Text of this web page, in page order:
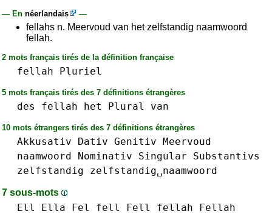
— En néerlandais —
fellahs n. Meervoud van het zelfstandig naamwoord
fellah.
2 mots français tirés de la définition française
fellah Pluriel
5 mots français tirés des 7 définitions étrangères
des fellah het Plural van
10 mots étrangers tirés des 7 définitions étrangères
Akkusativ Dativ Genitiv Meervoud
naamwoord
Nominativ Singular
Substantivs
zelfstandig
zelfstandig␣naamwoord
7 sous-mots
Ell Ella Fel fell Fell fellah Fellah